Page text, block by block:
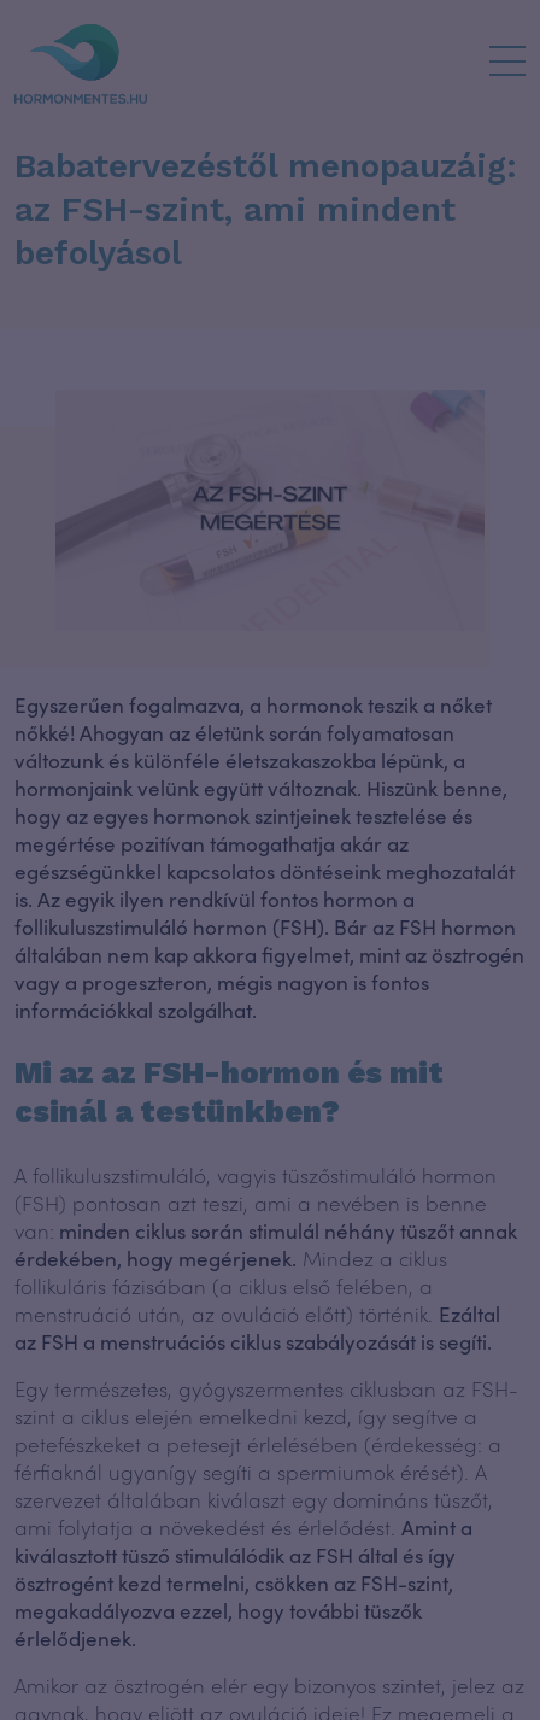
Babatervezéstől menopauzáig:
az FSH-szint, ami mindent
befolyásol
Egyszerűen fogalmazva, a hormonok teszik a nőket
nőkké! Ahogyan az életünk során folyamatosan
változunk és különféle életszakaszokba lépünk, a
hormonjaink velünk együtt változnak. Hiszünk benne,
hogy az egyes hormonok szintjeinek tesztelése és
megértése pozitívan támogathatja akár az
egészségünkkel kapcsolatos döntéseink meghozatalát
is. Az egyik ilyen rendkívül fontos hormon a
follikuluszstimuláló hormon (FSH). Bár az FSH hormon
általában nem kap akkora figyelmet, mint az ösztrogén
vagy a progeszteron, mégis nagyon is fontos
információkkal szolgálhat.
Mi az az FSH-hormon és mit
csinál a testünkben?
A follikuluszstimuláló, vagyis tüszőstimuláló hormon
(FSH) pontosan azt teszi, ami a nevében is benne
van: minden ciklus során stimulál néhány tüszőt annak
érdekében, hogy megérjenek. Mindez a ciklus
follikuláris fázisában (a ciklus első felében, a
menstruáció után, az ovuláció előtt) történik. Ezáltal
az FSH a menstruációs ciklus szabályozását is segíti.
Egy természetes, gyógyszermentes ciklusban az FSH-
szint a ciklus elején emelkedni kezd, így segítve a
petefészkeket a petesejt érlelésében (érdekesség: a
férfiaknál ugyanígy segíti a spermiumok érését). A
szervezet általában kiválaszt egy domináns tüszőt,
ami folytatja a növekedést és érlelődést. Amint a
kiválasztott tüsző stimulálódik az FSH által és így
ösztrogént kezd termelni, csökken az FSH-szint,
megakadályozva ezzel, hogy további tüszők
érlelődjenek.
Amikor az ösztrogén elér egy bizonyos szintet, jelez az
agynak, hogy eljött az ovuláció ideje! Ez megemeli a